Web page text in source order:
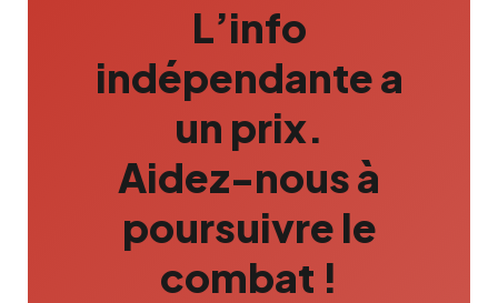
L’info
indépendante a
un prix.
Aidez-nous à
poursuivre le
combat !